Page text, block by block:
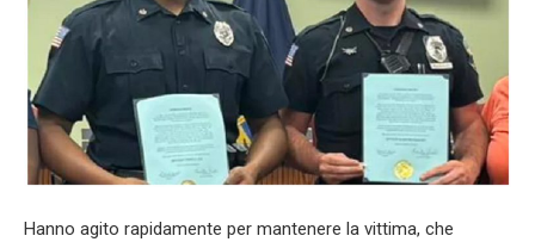
Hanno agito rapidamente per mantenere la vittima, che